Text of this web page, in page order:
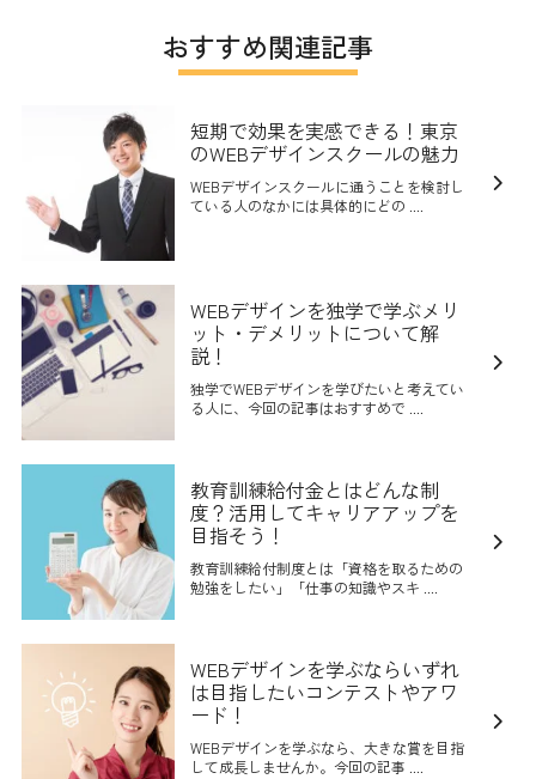
おすすめ関連記事
短期で効果を実感できる！東京
のWEBデザインスクールの魅力
WEBデザインスクールに通うことを検討し
ている人のなかには具体的にどの ....
WEBデザインを独学で学ぶメリ
ット・デメリットについて解
説！
独学でWEBデザインを学びたいと考えてい
る人に、今回の記事はおすすめで ....
教育訓練給付金とはどんな制
度？活用してキャリアアップを
目指そう！
教育訓練給付制度とは「資格を取るための
勉強をしたい」「仕事の知識やスキ ....
WEBデザインを学ぶならいずれ
は目指したいコンテストやアワ
ード！
WEBデザインを学ぶなら、大きな賞を目指
して成長しませんか。今回の記事 ....